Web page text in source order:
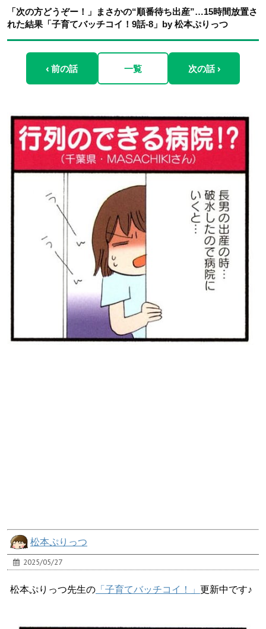
「次の方どうぞー！」まさかの“順番待ち出産”…15時間放置さ
れた結果「子育てバッチコイ！9話-8」by 松本ぷりっつ
‹ 前の話 一覧 次の話 ›
松本ぷりっつ
2025/05/27
松本ぷりっつ先生の 「子育てバッチコイ！」 更新中です♪